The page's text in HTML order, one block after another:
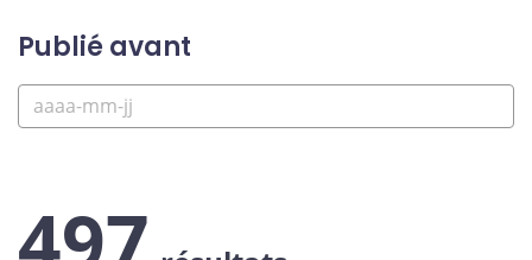
Publié avant